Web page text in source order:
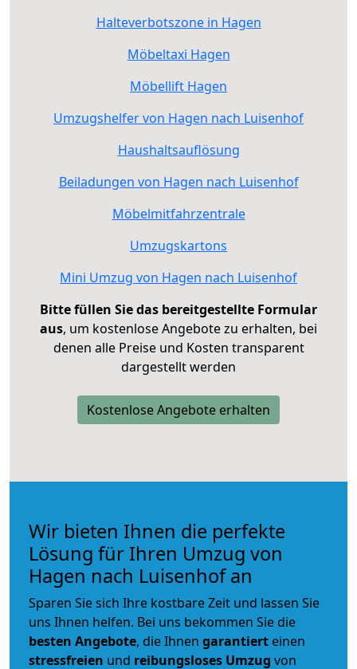
Halteverbotszone in Hagen
Möbeltaxi Hagen
Möbellift Hagen
Umzugshelfer von Hagen nach Luisenhof
Haushaltsauflösung
Beiladungen von Hagen nach Luisenhof
Möbelmitfahrzentrale
Umzugskartons
Mini Umzug von Hagen nach Luisenhof
Bitte füllen Sie das bereitgestellte Formular
aus, um kostenlose Angebote zu erhalten, bei
denen alle Preise und Kosten transparent
dargestellt werden
Kostenlose Angebote erhalten
Wir bieten Ihnen die perfekte
Lösung für Ihren Umzug von
Hagen nach Luisenhof an
Sparen Sie sich Ihre kostbare Zeit und lassen Sie
uns Ihnen helfen. Bei uns bekommen Sie die
besten Angebote, die Ihnen garantiert einen
stressfreien und reibungsloses Umzug von